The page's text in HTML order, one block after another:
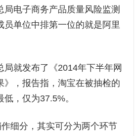
局电子商务产品质量风险监测
员单位中排第一位的就是阿里
局就发布了《2014年下半年网
》，报告指，淘宝在被抽检的
，仅为37.5%。
作细分，其实可分为两个环节